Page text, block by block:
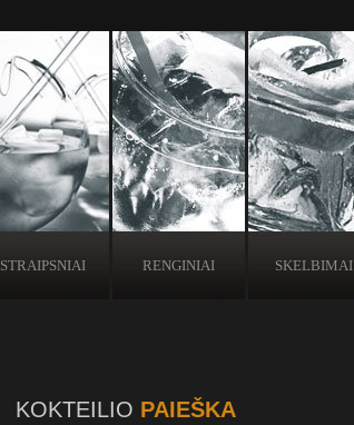
STRAIPSNIAI RENGINIAI SKELBIMAI
KOKTEILIO PAIEŠKA